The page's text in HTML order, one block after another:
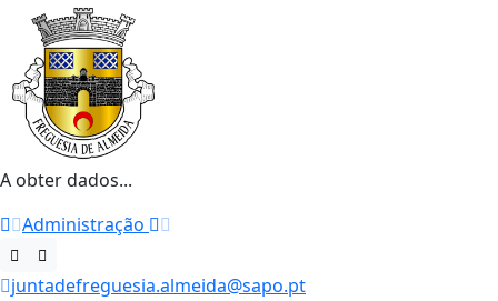
A obter dados...
Administração
juntadefreguesia.almeida@sapo.pt